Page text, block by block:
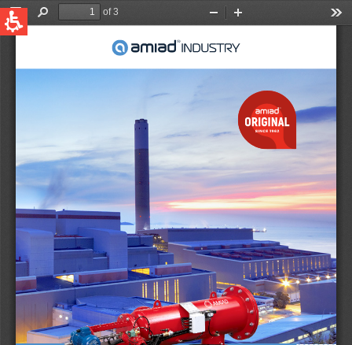
Global
English
United States
English
Australia
English
Spain & LATAM
Spanish